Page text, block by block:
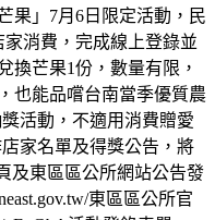
果」7月6日限定活動，民
消費，完成線上登錄並
換芒果1份，數量有限，
也能品嚐台南當季優質農
活動，不適用消費贈愛
家名單及得獎公告，將
及東區區公所網站公告發
東區區公所官